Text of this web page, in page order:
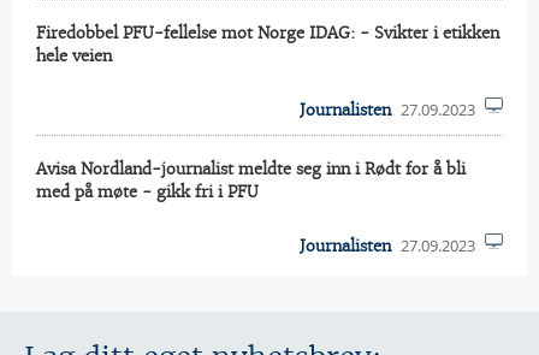
Firedobbel PFU-fellelse mot Norge IDAG: - Svikter i etikken
hele veien
Journalisten 27.09.2023
Avisa Nordland-journalist meldte seg inn i Rødt for å bli
med på møte - gikk fri i PFU
Journalisten 27.09.2023